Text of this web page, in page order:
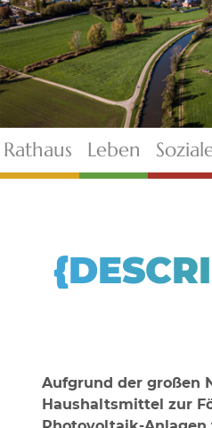
Rathaus Leben
Aufgrund der großen
Haushaltsmittel zur